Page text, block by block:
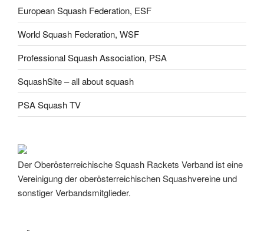
European Squash Federation, ESF
World Squash Federation, WSF
Professional Squash Association, PSA
SquashSite – all about squash
PSA Squash TV
Der Oberösterreichische Squash Rackets Verband ist eine
Vereinigung der oberösterreichischen Squashvereine und
sonstiger Verbandsmitglieder.